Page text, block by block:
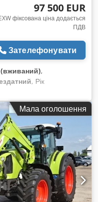
97 500 EUR
фіксована ціна додається
ПДВ
Зателефонувати
,
, Рік
км/год, колір:
трактор Claas
A96 100 Рік
939 годин Трактор у
дуже незначним
і готовий до роботи без
6-циліндровим
екологічним
AdBlue). Максимальна
135 к.с.
Мала оголошення